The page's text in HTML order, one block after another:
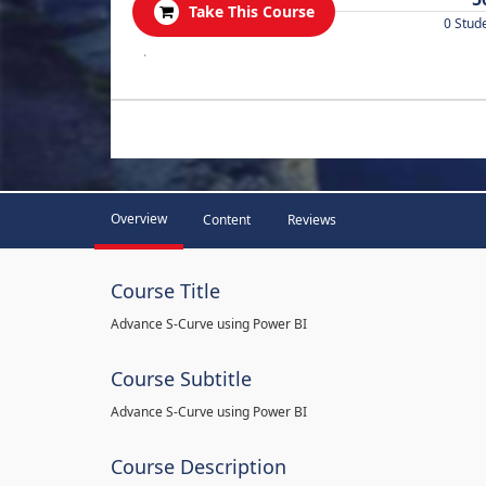
Take This Course
0
.
Overview Content Reviews
Course Title
Advance S-Curve using Power BI
Course Subtitle
Advance S-Curve using Power BI
Course Description